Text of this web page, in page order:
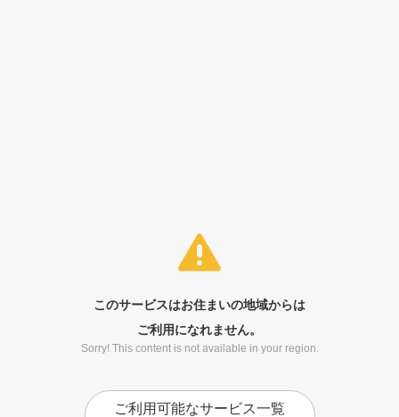
このサービスはお住まいの地域からは
ご利用になれません。
Sorry! This content is not available in your region.
ご利用可能なサービス一覧